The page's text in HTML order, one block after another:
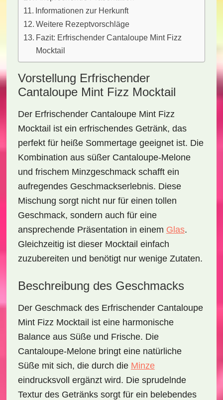
Informationen zur Herkunft
Weitere Rezeptvorschläge
Fazit: Erfrischender Cantaloupe Mint Fizz
Mocktail
Vorstellung Erfrischender
Cantaloupe Mint Fizz Mocktail
Der Erfrischender Cantaloupe Mint Fizz
Mocktail ist ein erfrischendes Getränk, das
perfekt für heiße Sommertage geeignet ist. Die
Kombination aus süßer Cantaloupe-Melone
und frischem Minzgeschmack schafft ein
aufregendes Geschmackserlebnis. Diese
Mischung sorgt nicht nur für einen tollen
Geschmack, sondern auch für eine
ansprechende Präsentation in einem Glas.
Gleichzeitig ist dieser Mocktail einfach
zuzubereiten und benötigt nur wenige Zutaten.
Beschreibung des Geschmacks
Der Geschmack des Erfrischender Cantaloupe
Mint Fizz Mocktail ist eine harmonische
Balance aus Süße und Frische. Die
Cantaloupe-Melone bringt eine natürliche
Süße mit sich, die durch die Minze
eindrucksvoll ergänzt wird. Die sprudelnde
Textur des Getränks sorgt für ein belebendes